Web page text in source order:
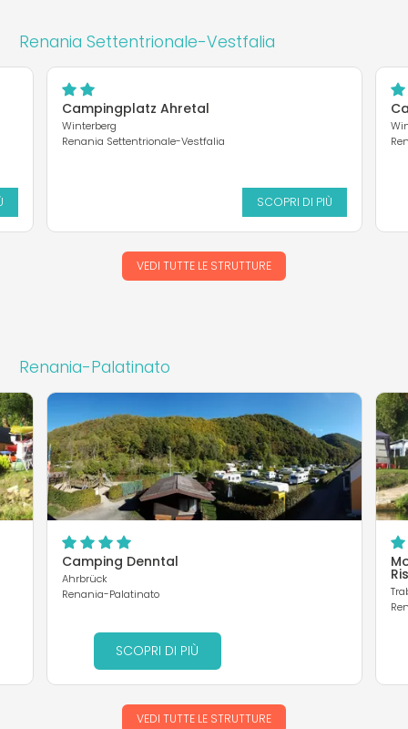
Renania Settentrionale-Vestfalia
Campingplatz Ahretal
Winterberg
Renania Settentrionale-Vestfalia
SCOPRI DI PIÙ
VEDI TUTTE LE STRUTTURE
Renania-Palatinato
Camping Denntal
Ahrbrück
Renania-Palatinato
SCOPRI DI PIÙ
VEDI TUTTE LE STRUTTURE